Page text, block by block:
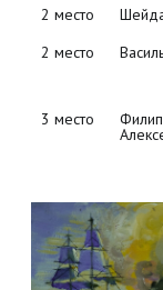
2 место
2 место
3 место